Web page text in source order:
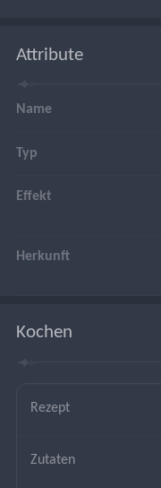
Attribute
Name
Typ
Effekt
Herkunft
Kochen
Rezept
Zutaten